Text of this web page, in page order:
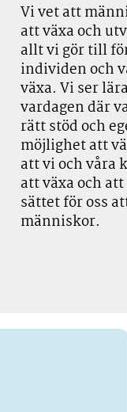
Vi vet att
att växa och
allt vi gör till
individen och
växa. Vi ser
vardagen där
rätt stöd och
möjlighet att
att vi och våra
att växa och
sättet för oss
människor.